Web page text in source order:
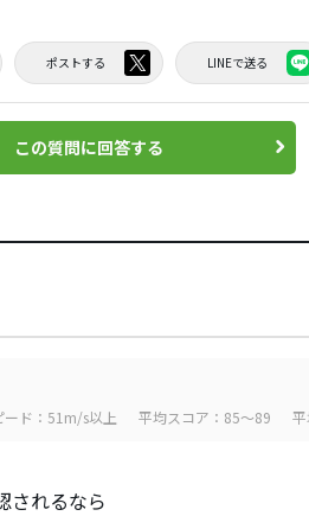
ポストする LINEで送る
この質問に回答する
ード：51m/s以上 平均スコア：85～89
されるなら